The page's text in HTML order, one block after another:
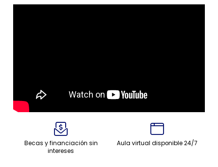
Becas y financiación sin
intereses
Aula virtual disponible 24/7